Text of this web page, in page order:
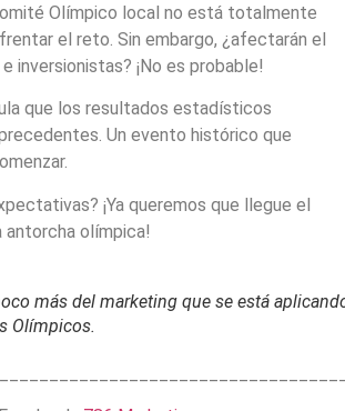
Olímpico local no está totalmente
el reto. Sin embargo, ¿afectarán el
inversionistas? ¡No es probable!
que los resultados estadísticos
Un evento histórico que
¡Ya queremos que llegue el
antorcha olímpica!
más del marketing que se está
Olímpicos.